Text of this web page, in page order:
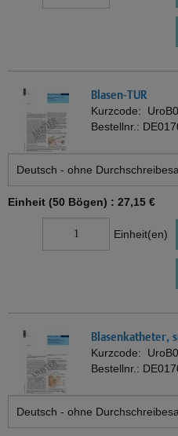
Blasen-TUR
Kurzcode:
Bestellnr.:
Einheit (50 Bögen) : 27,15 €
Einheit(en)
Blasenkatheter,
Kurzcode:
Bestellnr.: